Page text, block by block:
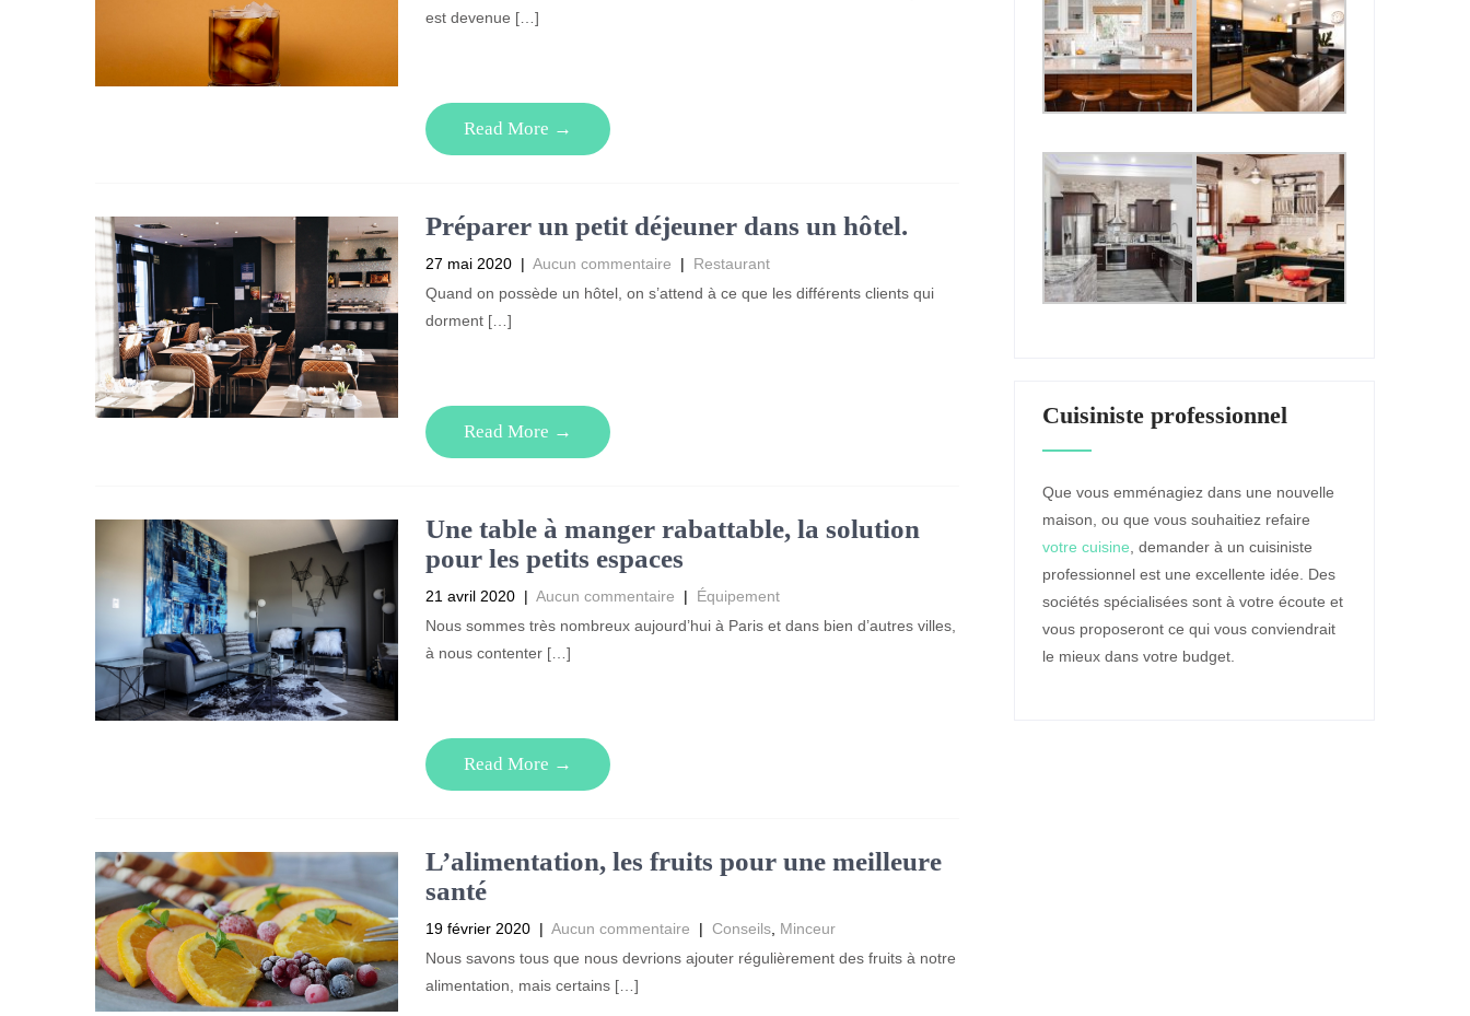
est devenue […]
Read More →
Préparer un petit déjeuner dans un hôtel.
27 mai 2020 | Aucun commentaire | Restaurant
Quand on possède un hôtel, on s’attend à ce que les différents clients qui
dorment […]
Read More →
Une table à manger rabattable, la solution
pour les petits espaces
21 avril 2020 | Aucun commentaire | Équipement
Nous sommes très nombreux aujourd’hui à Paris et dans bien d’autres villes,
à nous contenter […]
Read More →
L’alimentation, les fruits pour une meilleure
santé
19 février 2020 | Aucun commentaire | Conseils, Minceur
Nous savons tous que nous devrions ajouter régulièrement des fruits à notre
alimentation, mais certains […]
Cuisiniste professionnel
Que vous emménagiez dans une nouvelle
maison, ou que vous souhaitiez refaire
votre cuisine, demander à un cuisiniste
professionnel est une excellente idée. Des
sociétés spécialisées sont à votre écoute et
vous proposeront ce qui vous conviendrait
le mieux dans votre budget.